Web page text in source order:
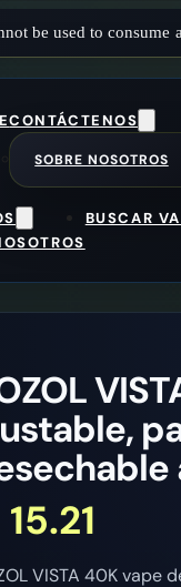
be used to consume
CONTÁCTENOS
SOBRE NOSOTROS
BUSCAR
15.21
VISTA 40K vape